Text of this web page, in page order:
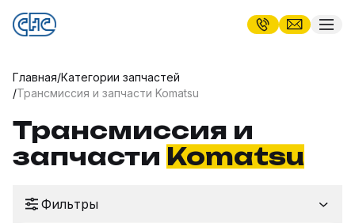
Главная/Категории запчастей
/Трансмиссия и запчасти Komatsu
Трансмиссия и
запчасти Komatsu
Фильтры